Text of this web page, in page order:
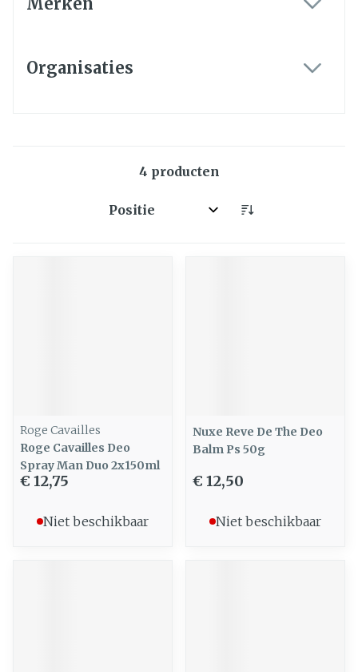
Organisaties
4 producten
Sorteer op:
Roge Cavailles
Roge Cavailles Deo
Spray Man Duo 2x150ml
€ 12,75
Niet beschikbaar
Nuxe Reve De The Deo
Balm Ps 50g
€ 12,50
Niet beschikbaar